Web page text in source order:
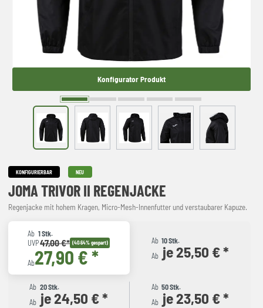
Konfigurator Produkt
KONFIGURIERBAR NEU
JOMA TRIVOR II REGENJACKE
Regenjacke mit hohem Kragen, Micro-Mesh-Innenfutter und verstaubarer Kapuze.
Ab 1 Stk.
UVP47,00 €* (40.64% gespart)
Ab27,90 € *
Ab 10 Stk.
Ab je 25,50 € *
Ab 20 Stk.
Ab je 24,50 € *
Ab 50 Stk.
Ab je 23,50 € *